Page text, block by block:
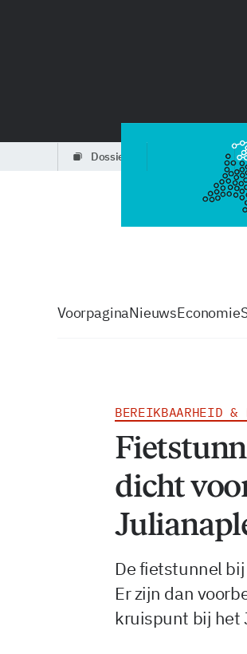
dossiers
VoorpaginaNieuwsEconomie
BEREIKBAARHEID
dicht
De fietstunnel
Er zijn dan
kruispunt bij het